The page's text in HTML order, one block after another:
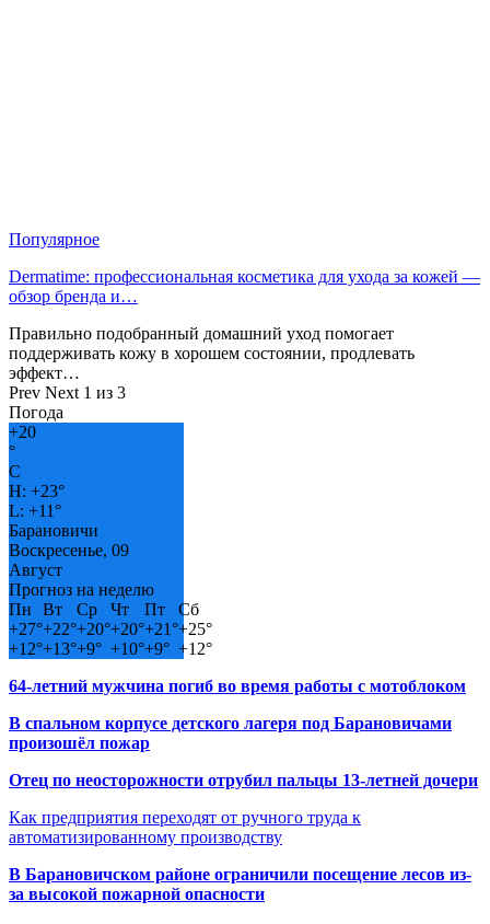
Популярное
Dermatime: профессиональная косметика для ухода за кожей —
обзор бренда и…
Правильно подобранный домашний уход помогает
поддерживать кожу в хорошем состоянии, продлевать
эффект…
Prev Next 1 из 3
Погода
+20
°
C
H: +23°
L: +11°
Барановичи
Воскресенье, 09
Август
Прогноз на неделю
Пн
Вт Ср Чт Пт
Сб
+27°+22°+20°+20°+21°+25°
+12°+13°+9° +10°+9° +12°
64-летний мужчина погиб во время работы с мотоблоком
В спальном корпусе детского лагеря под Барановичами
произошёл пожар
Отец по неосторожности отрубил пальцы 13-летней дочери
Как предприятия переходят от ручного труда к
автоматизированному производству
В Барановичском районе ограничили посещение лесов из-
за высокой пожарной опасности